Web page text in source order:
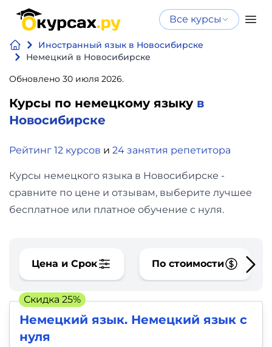
Все курсы
Иностранный язык в Новосибирске
Немецкий в Новосибирске
Обновлено 30 июля 2026.
Курсы по немецкому языку в
Новосибирске
Рейтинг 12 курсов и 24 занятия репетитора
Курсы немецкого языка в Новосибирске -
сравните по цене и отзывам, выберите лучшее
бесплатное или платное обучение с нуля.
Цена и Срок По стоимости
Немецкий язык. Немецкий язык с
нуля
Скидка 25%
Нейросеть
и ИИ
Бизнес
финансы
Дизайн
фото,
аудио
Маркетинг
Нейросеть и ИИ
интеллекту
Курсы по нейросетям